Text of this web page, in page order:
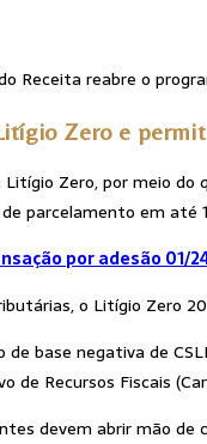
Zero e
Zero, por meio do
parcelamento em até
por adesão 01/
o Litígio Zero
de base negativa de
de Recursos Fiscais
devem abrir mão